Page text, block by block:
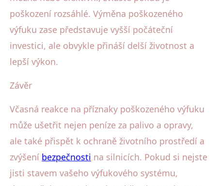
poškození rozsáhlé. Výměna poškozeného
výfuku zase představuje vyšší počáteční
investici, ale obvykle přináší delší životnost a
lepší výkon.
Závěr
Včasná reakce na příznaky poškozeného výfuku
může ušetřit nejen peníze za palivo a opravy,
ale také přispět k ochraně životního prostředí a
zvýšení bezpečnosti na silnicích. Pokud si nejste
jisti stavem vašeho výfukového systému,